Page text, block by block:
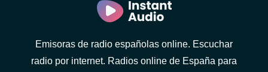
Emisoras de radio españolas online. Escuchar
radio por internet. Radios online de España para